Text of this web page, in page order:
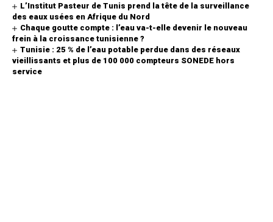
L’Institut Pasteur de Tunis prend la tête de la surveillance
des eaux usées en Afrique du Nord
Chaque goutte compte : l’eau va-t-elle devenir le nouveau
frein à la croissance tunisienne ?
Tunisie : 25 % de l’eau potable perdue dans des réseaux
vieillissants et plus de 100 000 compteurs SONEDE hors
service